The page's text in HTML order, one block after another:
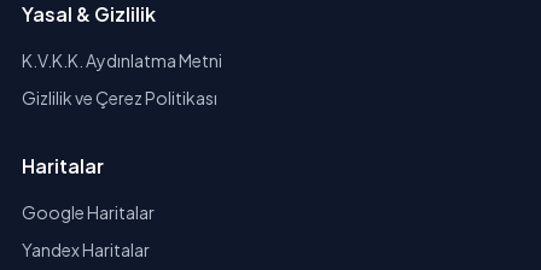
Yasal & Gizlilik
K.V.K.K. Aydınlatma Metni
Gizlilik ve Çerez Politikası
Haritalar
Google Haritalar
Yandex Haritalar